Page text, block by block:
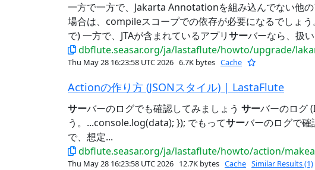
一方で一方で、Jakarta Annotationを組み込んでない他の
場合は、compileスコープでの依存が必要になるでしょ
で) 一方で、JTAが含まれているアプリサーバーなら、扱
dbflute.seasar.org/ja/lastaflute/howto/upgrade/
Thu May 28 16:23:58 UTC 2026 6.7K bytes Cache
Actionの作り方 (JSONスタイル) | LastaFlute
サーバーのログでも確認してみましょう サーバーのログ
う。...console.log(data); }); でもってサーバーのログで確
で、想定...
dbflute.seasar.org/ja/lastaflute/howto/action/
Thu May 28 16:23:58 UTC 2026 12.7K bytes Cache Similar Results (1)